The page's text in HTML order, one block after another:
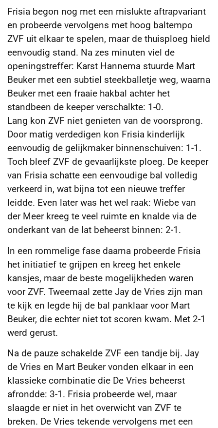
Frisia begon nog met een mislukte aftrapvariant
en probeerde vervolgens met hoog baltempo
ZVF uit elkaar te spelen, maar de thuisploeg hield
eenvoudig stand. Na zes minuten viel de
openingstreffer: Karst Hannema stuurde Mart
Beuker met een subtiel steekballetje weg, waarna
Beuker met een fraaie hakbal achter het
standbeen de keeper verschalkte: 1-0.
Lang kon ZVF niet genieten van de voorsprong.
Door matig verdedigen kon Frisia kinderlijk
eenvoudig de gelijkmaker binnenschuiven: 1-1.
Toch bleef ZVF de gevaarlijkste ploeg. De keeper
van Frisia schatte een eenvoudige bal volledig
verkeerd in, wat bijna tot een nieuwe treffer
leidde. Even later was het wel raak: Wiebe van
der Meer kreeg te veel ruimte en knalde via de
onderkant van de lat beheerst binnen: 2-1.
In een rommelige fase daarna probeerde Frisia
het initiatief te grijpen en kreeg het enkele
kansjes, maar de beste mogelijkheden waren
voor ZVF. Tweemaal zette Jay de Vries zijn man
te kijk en legde hij de bal panklaar voor Mart
Beuker, die echter niet tot scoren kwam. Met 2-1
werd gerust.
Na de pauze schakelde ZVF een tandje bij. Jay
de Vries en Mart Beuker vonden elkaar in een
klassieke combinatie die De Vries beheerst
afrondde: 3-1. Frisia probeerde wel, maar
slaagde er niet in het overwicht van ZVF te
breken. De Vries tekende vervolgens met een